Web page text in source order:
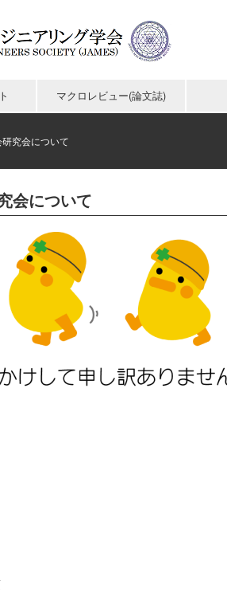
マクロレビュー(論文誌)
究会について
会について